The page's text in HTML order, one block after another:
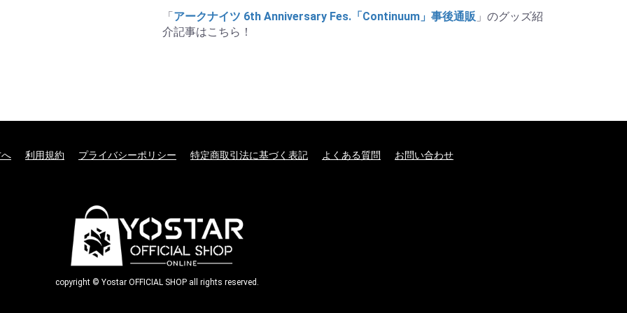
「アークナイツ 6th Anniversary Fes.「Continuum」事後通販 」のグッズ紹
介記事はこちら！
利用規約 プライバシーポリシー 特定商取引法に基づく表記 よくある質問 お問い合わせ
copyright © Yostar OFFICIAL SHOP all rights reserved.